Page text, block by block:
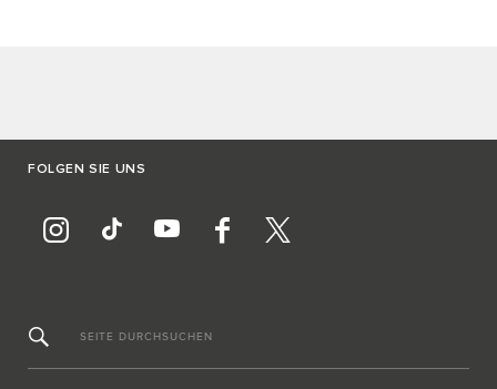
FOLGEN SIE UNS
SEITE DURCHSUCHEN